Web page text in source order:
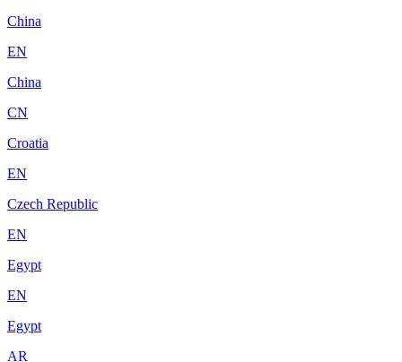
China
EN
China
CN
Croatia
EN
Czech Republic
EN
Egypt
EN
Egypt
AR